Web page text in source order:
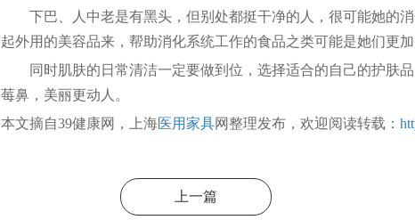
下巴、人中老是有黑头，但别处都挺干净的人，很可能她的
起外用的美容品来，帮助消化系统工作的食品之类可能是她们更加
同时肌肤的日常清洁一定要做到位，选择适合的自己的护肤
莓鼻，美丽更动人。
本文摘自39健康网，上海医用家具网整理发布，欢迎阅读转载：
上一篇